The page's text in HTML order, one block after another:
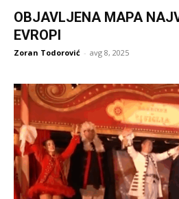
OBJAVLJENA MAPA
EVROPI
Zoran Todorović - avg 8, 2025